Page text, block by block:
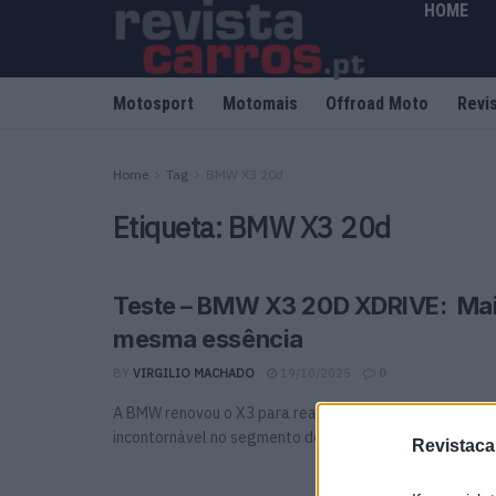
HOME
Motosport Motomais Offroad Moto
Home Tag BMW X3 20d
Etiqueta: BMW X3 20d
Teste – BMW X3 20D XDRIVE:
mesma essência
BY VIRGILIO MACHADO 19/10/2025 0
A BMW renovou o X3 para reafirmar a hélice como
incontornável no segmento dos SUV médios premium.